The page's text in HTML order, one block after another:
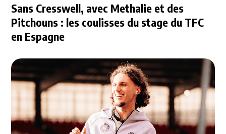
Sans Cresswell, avec Methalie et des
Pitchouns : les coulisses du stage du TFC
en Espagne